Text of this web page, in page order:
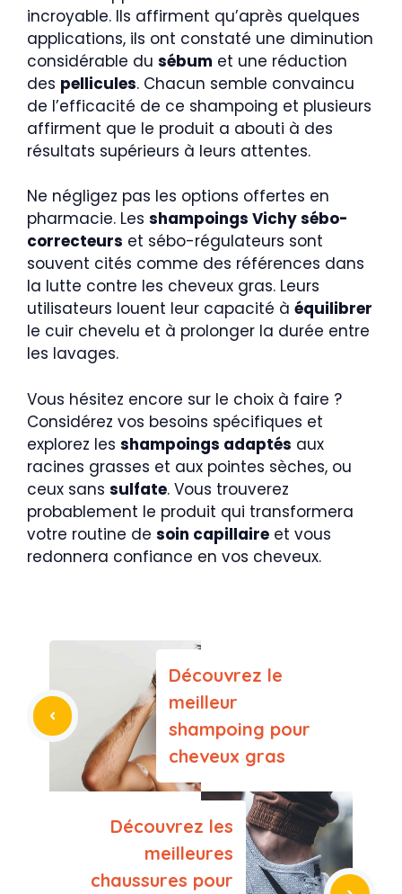
incroyable. Ils affirment qu’après quelques
applications, ils ont constaté une diminution
considérable du sébum et une réduction
des pellicules. Chacun semble convaincu
de l’efficacité de ce shampoing et plusieurs
affirment que le produit a abouti à des
résultats supérieurs à leurs attentes.
Ne négligez pas les options offertes en
pharmacie. Les shampoings Vichy sébo-
correcteurs et sébo-régulateurs sont
souvent cités comme des références dans
la lutte contre les cheveux gras. Leurs
utilisateurs louent leur capacité à équilibrer
le cuir chevelu et à prolonger la durée entre
les lavages.
Vous hésitez encore sur le choix à faire ?
Considérez vos besoins spécifiques et
explorez les shampoings adaptés aux
racines grasses et aux pointes sèches, ou
ceux sans sulfate. Vous trouverez
probablement le produit qui transformera
votre routine de soin capillaire et vous
redonnera confiance en vos cheveux.
Découvrez le
meilleur
shampoing pour
cheveux gras
Découvrez les
meilleures
chaussures pour